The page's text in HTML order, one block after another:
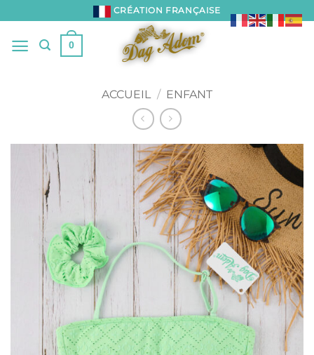
au
contenu
CRÉATION FRANÇAISE
0
ACCUEIL / ENFANT